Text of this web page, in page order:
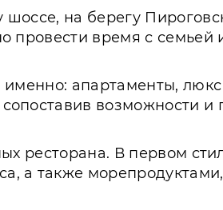
шоссе, на берегу
провести время с
апартаменты,
возможности и
ресторана. В первом
а также